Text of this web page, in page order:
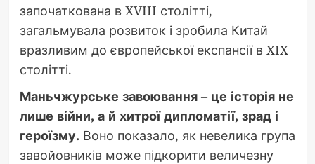
започаткована в XVIII столітті,
загальмувала розвиток і зробила Китай
вразливим до європейської експансії в XIX
столітті.
Маньчжурське завоювання – це історія не
лише війни, а й хитрої дипломатії, зрад і
героїзму. Воно показало, як невелика група
завойовників може підкорити величезну